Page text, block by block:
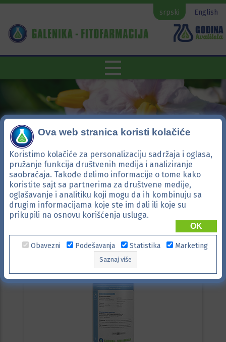
srpski English
Metod 480 SC
Ova web stranica koristi kolačiće
Koristimo kolačiće za personalizaciju sadržaja i oglasa,
pružanje funkcija društvenih medija i analiziranje
saobraćaja. Takođe delimo informacije o tome kako
koristite sajt sa partnerima za društvene medije,
oglašavanje i analitiku koji mogu da ih kombinuju sa
drugim informacijama koje ste im dali ili koje su
prikupili na osnovu korišćenja usluga.
OK
Obavezni Podešavanja Statistika Marketing
Saznaj više